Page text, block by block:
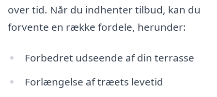
over tid. Når du indhenter tilbud, kan du
forvente en række fordele, herunder:
Forbedret udseende af din terrasse
Forlængelse af træets levetid